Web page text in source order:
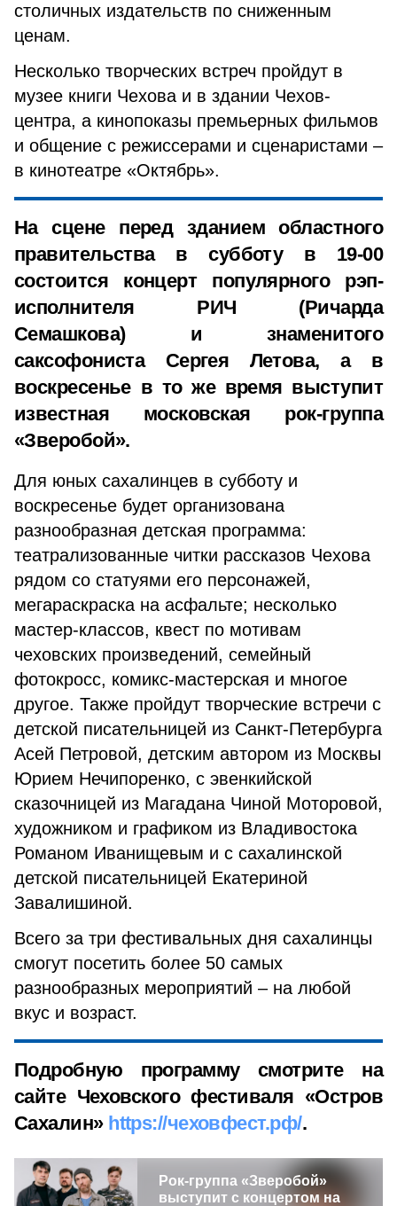
столичных издательств по сниженным
ценам.
Несколько творческих встреч пройдут в
музее книги Чехова и в здании Чехов-
центра, а кинопоказы премьерных фильмов
и общение с режиссерами и сценаристами –
в кинотеатре «Октябрь».
На сцене перед зданием областного
правительства в субботу в 19-00
состоится концерт популярного рэп-
исполнителя РИЧ (Ричарда
Семашкова) и знаменитого
саксофониста Сергея Летова, а в
воскресенье в то же время выступит
известная московская рок-группа
«Зверобой».
Для юных сахалинцев в субботу и
воскресенье будет организована
разнообразная детская программа:
театрализованные читки рассказов Чехова
рядом со статуями его персонажей,
мегараскраска на асфальте; несколько
мастер-классов, квест по мотивам
чеховских произведений, семейный
фотокросс, комикс-мастерская и многое
другое. Также пройдут творческие встречи с
детской писательницей из Санкт-Петербурга
Асей Петровой, детским автором из Москвы
Юрием Нечипоренко, с эвенкийской
сказочницей из Магадана Чиной Моторовой,
художником и графиком из Владивостока
Романом Иванищевым и с сахалинской
детской писательницей Екатериной
Завалишиной.
Всего за три фестивальных дня сахалинцы
смогут посетить более 50 самых
разнообразных мероприятий – на любой
вкус и возраст.
Подробную программу смотрите на
сайте Чеховского фестиваля «Остров
Сахалин» https://чеховфест.рф/.
Рок-группа «Зверобой»
выступит с концертом на